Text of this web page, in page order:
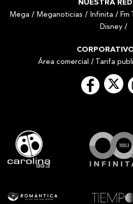
NUESTRA RED
Mega / Meganoticias / Infinita / Fm
Disney /
Área comercial / Tarifa